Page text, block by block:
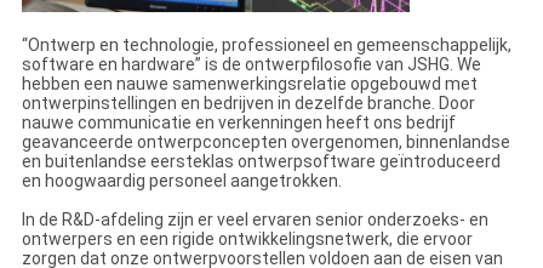
“Ontwerp en technologie, professioneel en gemeenschappelijk,
software en hardware” is de ontwerpfilosofie van JSHG. We
hebben een nauwe samenwerkingsrelatie opgebouwd met
ontwerpinstellingen en bedrijven in dezelfde branche. Door
nauwe communicatie en verkenningen heeft ons bedrijf
geavanceerde ontwerpconcepten overgenomen, binnenlandse
en buitenlandse eersteklas ontwerpsoftware geïntroduceerd
en hoogwaardig personeel aangetrokken.
In de R&D-afdeling zijn er veel ervaren senior onderzoeks- en
ontwerpers en een rigide ontwikkelingsnetwerk, die ervoor
zorgen dat onze ontwerpvoorstellen voldoen aan de eisen van